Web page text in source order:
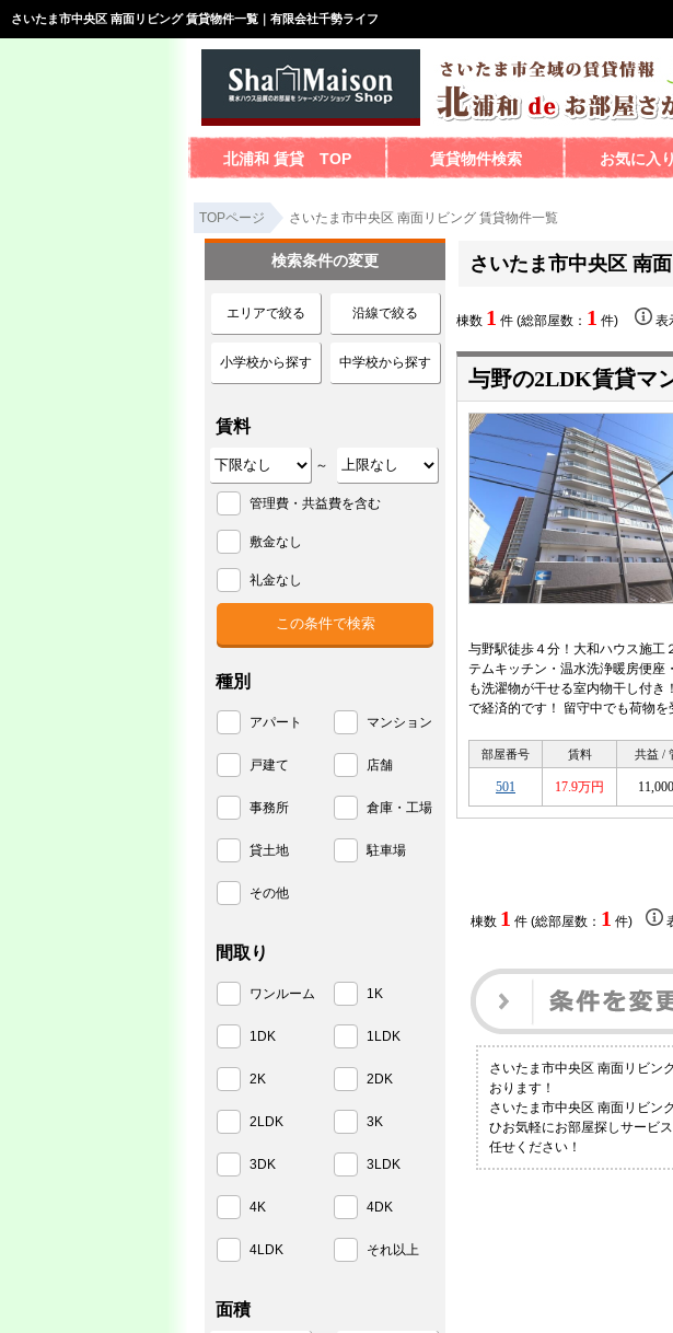
さいたま市中央区 南面リビング 賃貸物件一覧｜有限会社千勢ライフ
北浦和 賃貸 TOP 賃貸物件検索 お気に入
TOPページ さいたま市中央区 南面リビング 賃貸物件一覧
さいたま市中央区 南
棟数 1 件 (総部屋数： 1 件) 表
与野の2LDK賃貸マ
与野駅徒歩４分！大和ハウス施工
テムキッチン・温水洗浄暖房便座
も洗濯物が干せる室内物干し付き
で経済的です！ 留守中でも荷物
部屋番号 賃料 共益 /
501 17.9万円
棟数 1 件 (総部屋数： 1 件)
さいたま市中央区 南面リビン
おります！
さいたま市中央区 南面リビン
ひお気軽にお部屋探しサービ
任せください！
検索条件の変更
エリアで絞る 沿線で絞る
小学校から探す 中学校から探す
賃料
～
管理費・共益費を含む
敷金なし
礼金なし
種別
アパート マンション
戸建て 店舗
事務所 倉庫・工場
貸土地 駐車場
その他
間取り
ワンルーム 1K
1DK 1LDK
2K 2DK
2LDK 3K
3DK 3LDK
4K 4DK
4LDK それ以上
面積